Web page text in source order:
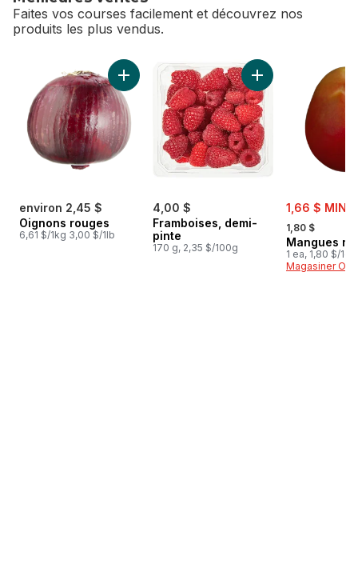
Faites vos courses facilement et découvrez nos
produits les plus vendus.
sauter Meilleures ventes
environ 2,45 $
Oignons rouges
6,61 $/1kg 3,00 $/1lb
Ajouter Oignons rouges au panier
4,00 $
Framboises, demi-
pinte
170 g, 2,35 $/100g
Ajouter
sale:
1,66 $ MIN 3
, formerly:
1,80 $
Mangues
1 ea, 1,80 $/1ch
Magasiner